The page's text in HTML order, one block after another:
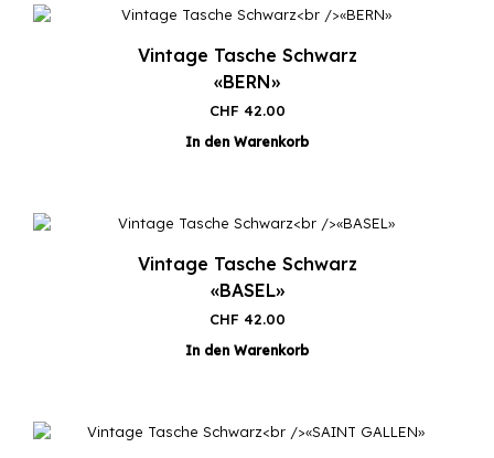
Vintage Tasche Schwarz
«BERN»
CHF 42.00
In den Warenkorb
Vintage Tasche Schwarz
«BASEL»
CHF 42.00
In den Warenkorb